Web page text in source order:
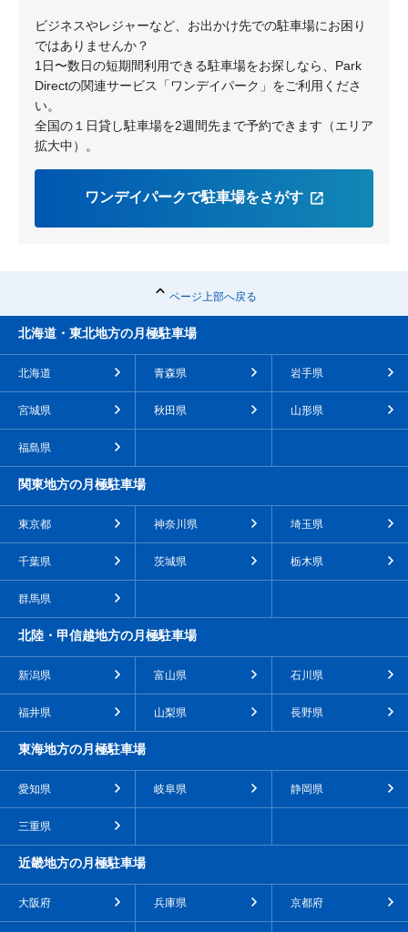
ビジネスやレジャーなど、お出かけ先での駐車場にお困り
ではありませんか？
1日〜数日の短期間利用できる駐車場をお探しなら、Park
Directの関連サービス「ワンデイパーク」をご利用くださ
い。
全国の１日貸し駐車場を2週間先まで予約できます（エリア
拡大中）。
ワンデイパークで駐車場をさがす
ページ上部へ戻る
北海道・東北地方の月極駐車場
北海道 青森県 岩手県
宮城県 秋田県 山形県
福島県
関東地方の月極駐車場
東京都 神奈川県 埼玉県
千葉県 茨城県 栃木県
群馬県
北陸・甲信越地方の月極駐車場
新潟県 富山県 石川県
福井県 山梨県 長野県
東海地方の月極駐車場
愛知県 岐阜県 静岡県
三重県
近畿地方の月極駐車場
大阪府 兵庫県 京都府